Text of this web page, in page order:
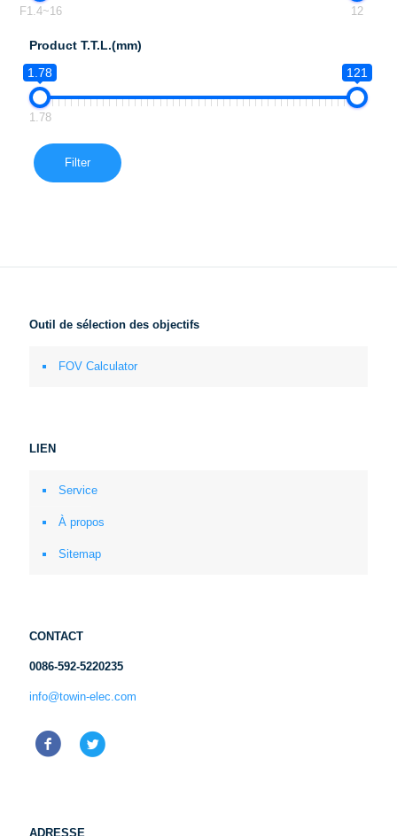
F1.4~16 12
Product T.T.L.(mm)
1.78
121
1.78
Filter
Outil de sélection des objectifs
FOV Calculator
LIEN
Service
À propos
Sitemap
CONTACT
0086-592-5220235
info@towin-elec.com
ADRESSE